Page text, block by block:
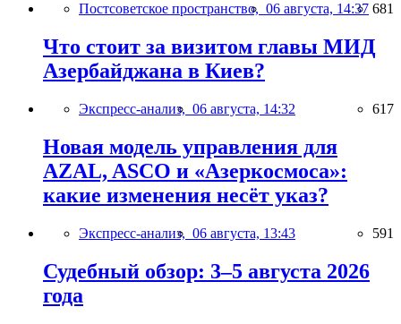
Постсоветское пространство, 06 августа, 14:37 681
Что стоит за визитом главы МИД
Азербайджана в Киев?
Экспресс-анализ, 06 августа, 14:32 617
Новая модель управления для
AZAL, ASCO и «Азеркосмоса»:
какие изменения несёт указ?
Экспресс-анализ, 06 августа, 13:43 591
Судебный обзор: 3–5 августа 2026
года